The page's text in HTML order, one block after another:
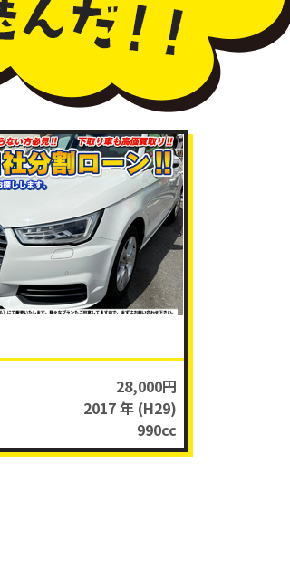
28,000円
2017 年 (H29)
990cc